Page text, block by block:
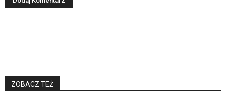
ZOBACZ TEŻ